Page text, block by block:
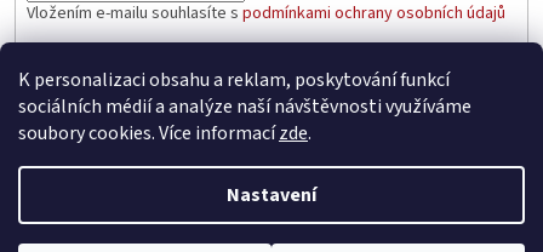
K personalizaci obsahu a reklam, poskytování funkcí
sociálních médií a analýze naší návštěvnosti využíváme
soubory cookies. Více informacízde.
Nastavení
Vložením e-mailu souhlasíte s podmínkami ochrany osobních údajů
PŘIHLÁSIT SE